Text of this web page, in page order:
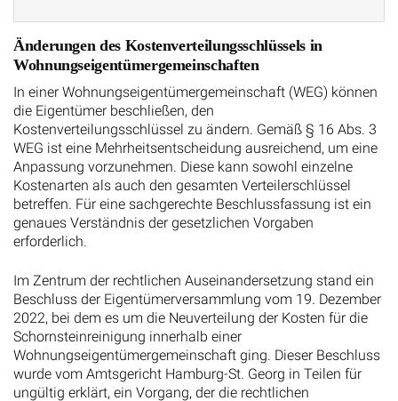
Änderungen des Kostenverteilungsschlüssels in
Wohnungseigentümergemeinschaften
In einer Wohnungseigentümergemeinschaft (WEG) können
die Eigentümer beschließen, den
Kostenverteilungsschlüssel zu ändern. Gemäß § 16 Abs. 3
WEG ist eine Mehrheitsentscheidung ausreichend, um eine
Anpassung vorzunehmen. Diese kann sowohl einzelne
Kostenarten als auch den gesamten Verteilerschlüssel
betreffen. Für eine sachgerechte Beschlussfassung ist ein
genaues Verständnis der gesetzlichen Vorgaben
erforderlich.
Im Zentrum der rechtlichen Auseinandersetzung stand ein
Beschluss der Eigentümerversammlung vom 19. Dezember
2022, bei dem es um die Neuverteilung der Kosten für die
Schornsteinreinigung innerhalb einer
Wohnungseigentümergemeinschaft ging. Dieser Beschluss
wurde vom Amtsgericht Hamburg-St. Georg in Teilen für
ungültig erklärt, ein Vorgang, der die rechtlichen